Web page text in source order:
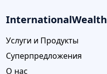
InternationalWealth
Услуги и Продукты
Суперпредложения
О нас